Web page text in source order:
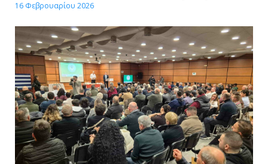
16 Φεβρουαρίου 2026